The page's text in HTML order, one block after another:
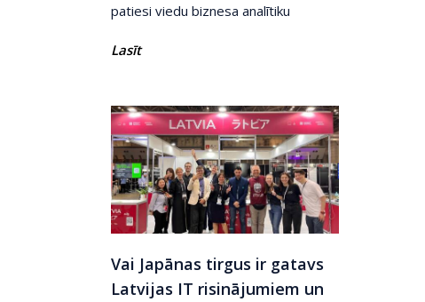
patiesi viedu biznesa analītiku
Lasīt
Vai Japānas tirgus ir gatavs
Latvijas IT risinājumiem un